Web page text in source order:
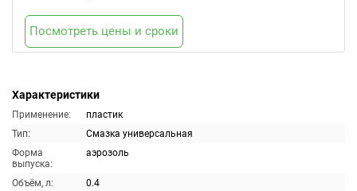
Характеристики
Применение:
пластик
Тип:
Смазка универсальная
Форма
выпуска:
аэрозоль
Объём, л:
0.4
Посмотреть цены и сроки